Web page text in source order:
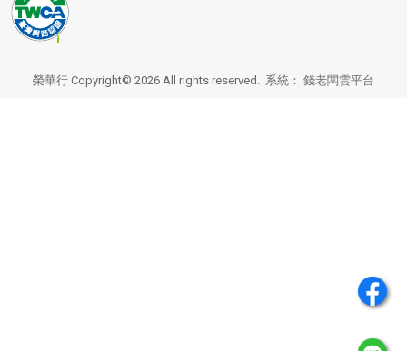
榮華行 Copyright© 2026 All rights reserved. 系統： 錢老闆雲平台